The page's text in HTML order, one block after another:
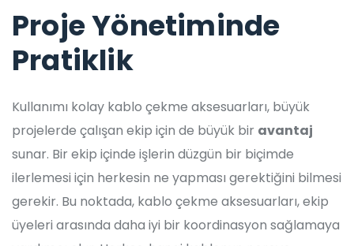
Proje Yönetiminde
Pratiklik
Kullanımı kolay kablo çekme aksesuarları, büyük
projelerde çalışan ekip için de büyük bir avantaj
sunar. Bir ekip içinde işlerin düzgün bir biçimde
ilerlemesi için herkesin ne yapması gerektiğini bilmesi
gerekir. Bu noktada, kablo çekme aksesuarları, ekip
üyeleri arasında daha iyi bir koordinasyon sağlamaya